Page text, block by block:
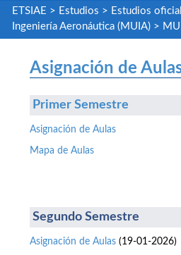
ETSIAE > Estudios > Estudios
Ingeniería Aeronáutica (MUIA)>
Asignación de
Primer Semestre
Asignación de Aulas
Mapa de Aulas
Segundo Semestre
Asignación de Aulas (19-01-2026)